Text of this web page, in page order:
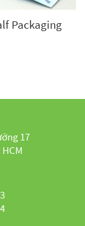
Packaging
17